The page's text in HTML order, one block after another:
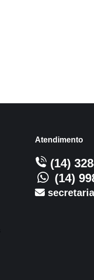
Atendimento
(14)
(14)